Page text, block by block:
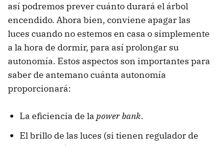
así podremos prever cuánto durará el árbol
encendido. Ahora bien, conviene apagar las
luces cuando no estemos en casa o simplemente
a la hora de dormir, para así prolongar su
autonomía. Estos aspectos son importantes para
saber de antemano cuánta autonomía
proporcionará:
La eficiencia de la power bank.
El brillo de las luces (si tienen regulador de